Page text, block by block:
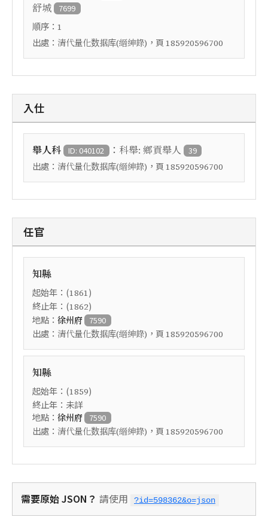
舒城 7699
順序： 1
出處： 清代量化数据库(縉紳錄) ，頁 185920596700
入仕
舉人科 ID: 040102 ： 科舉: 鄉貢舉人 39
出處： 清代量化数据库(縉紳錄) ，頁 185920596700
任官
知縣
起始年：(1861)
終止年：(1862)
地點： 徐州府 7590
出處： 清代量化数据库(縉紳錄) ，頁 185920596700
知縣
起始年：(1859)
終止年：未詳
地點： 徐州府 7590
出處： 清代量化数据库(縉紳錄) ，頁 185920596700
需要原始 JSON？ 請使用 ?id=598362&o=json